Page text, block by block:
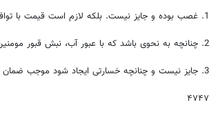
1. غصب بوده و جایز نیست. بلکه لازم است قیمت با توافق طرفین صورت گیرد.
2. چنانچه به نحوی باشد که با عبور آب، نبش قبور مومنین شود، جایز نیست.
3. جایز نیست و چنانچه خسارتی ایجاد شود موجب ضمان است. والله العالم
۴۷۴۷